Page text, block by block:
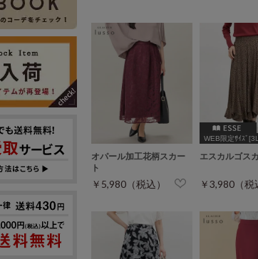
オパール加工花柄スカー
ト
￥5,980（税込）
WEB限定ｻｲｽﾞ
エスカルゴス
￥3,980（税